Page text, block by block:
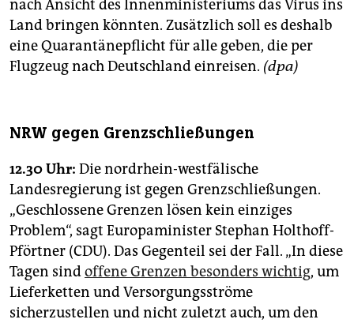
nach Ansicht des Innenministeriums das Virus ins
Land bringen könnten. Zusätzlich soll es deshalb
eine Quarantänepflicht für alle geben, die per
Flugzeug nach Deutschland einreisen. (dpa)
NRW gegen Grenzschließungen
12.30 Uhr: Die nordrhein-westfälische
Landesregierung ist gegen Grenzschließungen.
„Geschlossene Grenzen lösen kein einziges
Problem“, sagt Europaminister Stephan Holthoff-
Pförtner (CDU). Das Gegenteil sei der Fall. „In diese
Tagen sindoffene Grenzen besonders wichtig, um
Lieferketten und Versorgungsströme
sicherzustellen und nicht zuletzt auch, um den